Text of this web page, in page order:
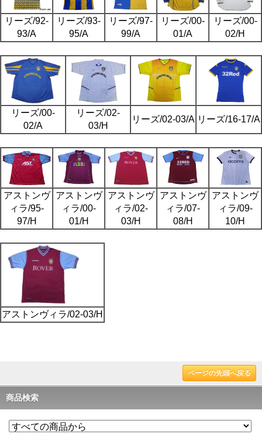
リーズ/92-
93/A
リーズ/93-
95/A
リーズ/97-
99/A
リーズ/00-
01/A
リーズ/00-
02/H
リーズ/00-
02/A
リーズ/02-
03/H
リーズ/02-03/A リーズ/16-17/A
アストンヴ
ィラ/95-
97/H
アストンヴ
ィラ/00-
01/H
アストンヴ
ィラ/02-
03/H
アストンヴ
ィラ/07-
08/H
アストンヴ
ィラ/09-
10/H
アストンヴィラ/02-03/H
ページの先頭へ戻る
商品検索